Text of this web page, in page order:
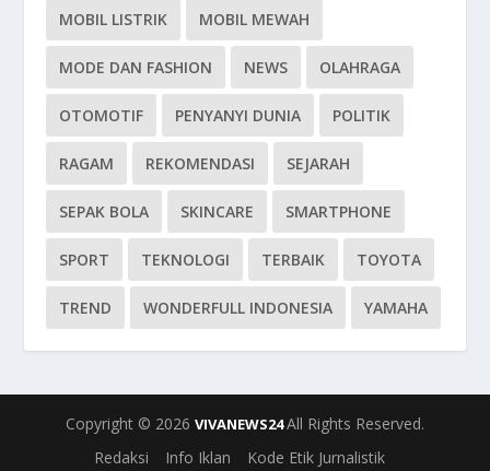
MOBIL LISTRIK MOBIL MEWAH
MODE DAN FASHION NEWS OLAHRAGA
OTOMOTIF PENYANYI DUNIA POLITIK
RAGAM REKOMENDASI SEJARAH
SEPAK BOLA SKINCARE SMARTPHONE
SPORT TEKNOLOGI TERBAIK TOYOTA
TREND WONDERFULL INDONESIA YAMAHA
Copyright © 2026 VIVANEWS24All Rights Reserved.
Redaksi
Info Iklan Kode Etik Jurnalistik